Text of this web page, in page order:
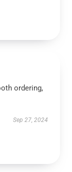
ordering,
Sep 27, 2024